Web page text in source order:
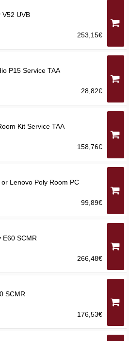
V52 UVB
253,15€
P15 Service TAA
28,82€
Kit Service TAA
158,76€
Lenovo Poly Room PC
99,89€
E60 SCMR
266,48€
SCMR
176,53€